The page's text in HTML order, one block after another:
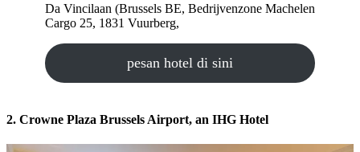
Da Vincilaan (Brussels BE, Bedrijvenzone Machelen
Cargo 25, 1831 Vuurberg,
pesan hotel di sini
2. Crowne Plaza Brussels Airport, an IHG Hotel